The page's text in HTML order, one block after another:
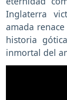
Inglaterra
amada
historia
inmortal del